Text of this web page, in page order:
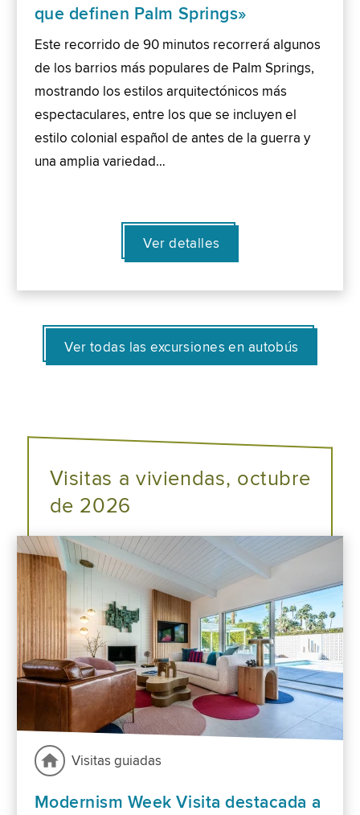
que definen Palm Springs»
Este recorrido de 90 minutos recorrerá algunos
de los barrios más populares de Palm Springs,
mostrando los estilos arquitectónicos más
espectaculares, entre los que se incluyen el
estilo colonial español de antes de la guerra y
una amplia variedad…
Ver detalles
Ver todas las excursiones en autobús
Visitas a viviendas, octubre
de 2026
Visitas guiadas
Modernism Week Visita destacada a